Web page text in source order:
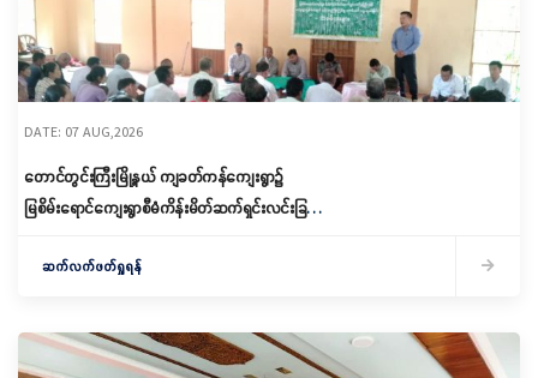
DATE: 07 AUG,2026
တောင်တွင်းကြီးမြို့နယ် ကျခတ်ကန်ကျေးရွာ၌
မြစိမ်းရောင်ကျေးရွာစီမံကိန်းမိတ်ဆက်ရှင်းလင်းခြင်း
ဆက်လက်ဖတ်ရှုရန်